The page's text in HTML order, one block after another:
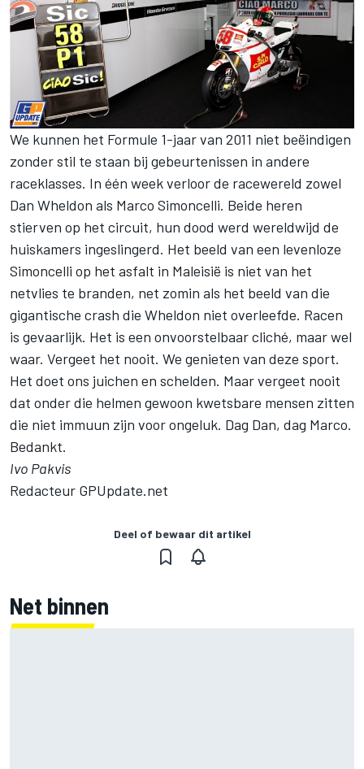
We kunnen het Formule 1-jaar van 2011 niet beëindigen
zonder stil te staan bij gebeurtenissen in andere
raceklasses. In één week verloor de racewereld zowel
Dan Wheldon als Marco Simoncelli. Beide heren
stierven op het circuit, hun dood werd wereldwijd de
huiskamers ingeslingerd. Het beeld van een levenloze
Simoncelli op het asfalt in Maleisië is niet van het
netvlies te branden, net zomin als het beeld van die
gigantische crash die Wheldon niet overleefde. Racen
is gevaarlijk. Het is een onvoorstelbaar cliché, maar wel
waar. Vergeet het nooit. We genieten van deze sport.
Het doet ons juichen en schelden. Maar vergeet nooit
dat onder die helmen gewoon kwetsbare mensen zitten
die niet immuun zijn voor ongeluk. Dag Dan, dag Marco.
Bedankt.
Ivo Pakvis
Redacteur GPUpdate.net
Deel of bewaar dit artikel
Net binnen